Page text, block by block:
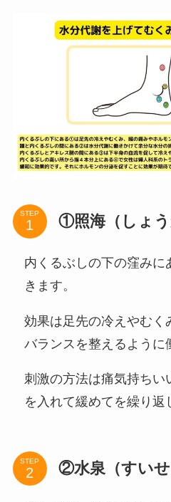
STEP ①照海（しょう
内くるぶしの下の窪み
きます。
効果は足先の冷えやむく
バランスを整えるように
刺激の方法は痛気持ちい
を入れて緩めてを繰り返
STEP ②水泉（すいせ